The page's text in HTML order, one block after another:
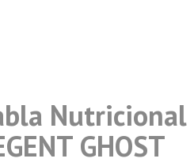
Nutricional
GHOST